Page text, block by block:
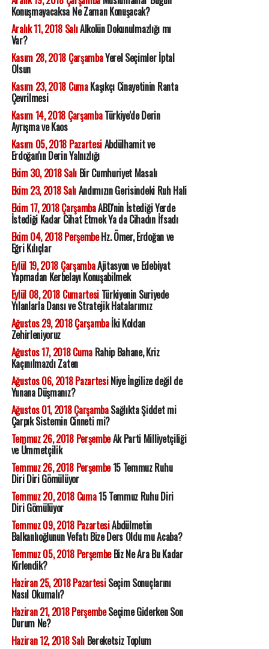
Konuşmayacaksa Ne Zaman Konuşacak?
Aralık 11, 2018 SalıAlkolün Dokunulmazlığı mı
Var?
Kasım 28, 2018 ÇarşambaYerel Seçimler İptal
Olsun
Kasım 23, 2018 CumaKaşıkçı Cinayetinin Ranta
Çevrilmesi
Kasım 14, 2018 ÇarşambaTürkiye'de Derin
Ayrışma ve Kaos
Kasım 05, 2018 PazartesiAbdülhamit ve
Erdoğan'ın Derin Yalnızlığı
Ekim 30, 2018 SalıBir Cumhuriyet Masalı
Ekim 23, 2018 SalıAndımızın Gerisindeki Ruh Hali
Ekim 17, 2018 ÇarşambaABD'nin İstediği Yerde
İstediği Kadar Cihat Etmek Ya da Cihadın İfsadı
Ekim 04, 2018 PerşembeHz. Ömer, Erdoğan ve
Eğri Kılıçlar
Eylül 19, 2018 ÇarşambaAjitasyon ve Edebiyat
Yapmadan Kerbelayı Konuşabilmek
Eylül 08, 2018 CumartesiTürkiyenin Suriyede
Yılanlarla Dansı ve Stratejik Hatalarımız
Ağustos 29, 2018 Çarşambaİki Koldan
Zehirleniyoruz
Ağustos 17, 2018 CumaRahip Bahane, Kriz
Kaçınılmazdı Zaten
Ağustos 06, 2018 PazartesiNiye İngilize değil de
Yunana Düşmanız?
Ağustos 01, 2018 ÇarşambaSağlıkta Şiddet mi
Çarpık Sistemin Cinneti mi?
Temmuz 26, 2018 PerşembeAk Parti Milliyetçiliği
ve Ümmetçilik
Temmuz 26, 2018 Perşembe15 Temmuz Ruhu
Diri Diri Gömülüyor
Temmuz 20, 2018 Cuma15 Temmuz Ruhu Diri
Diri Gömülüyor
Temmuz 09, 2018 PazartesiAbdülmetin
Balkanlıoğlunun Vefatı Bize Ders Oldu mu Acaba?
Temmuz 05, 2018 PerşembeBiz Ne Ara Bu Kadar
Kirlendik?
Haziran 25, 2018 PazartesiSeçim Sonuçlarını
Nasıl Okumalı?
Haziran 21, 2018 PerşembeSeçime Giderken Son
Durum Ne?
Haziran 12, 2018 SalıBereketsiz Toplum